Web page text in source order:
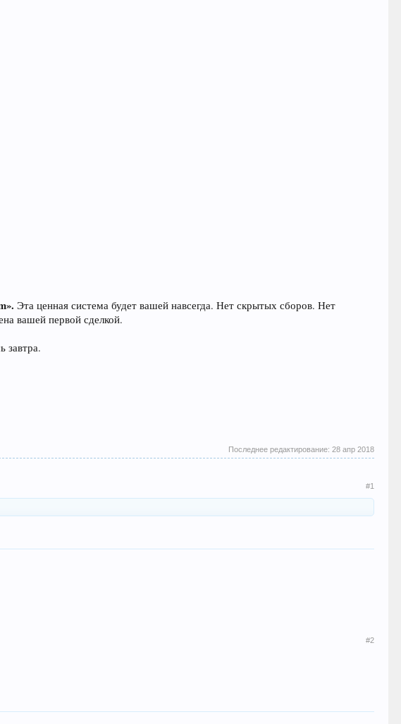
Эта ценная система будет вашей навсегда. Нет скрытых сборов. Нет
вашей первой сделкой.
завтра.
Последнее редактирование: 28 апр 2018
#1
#2